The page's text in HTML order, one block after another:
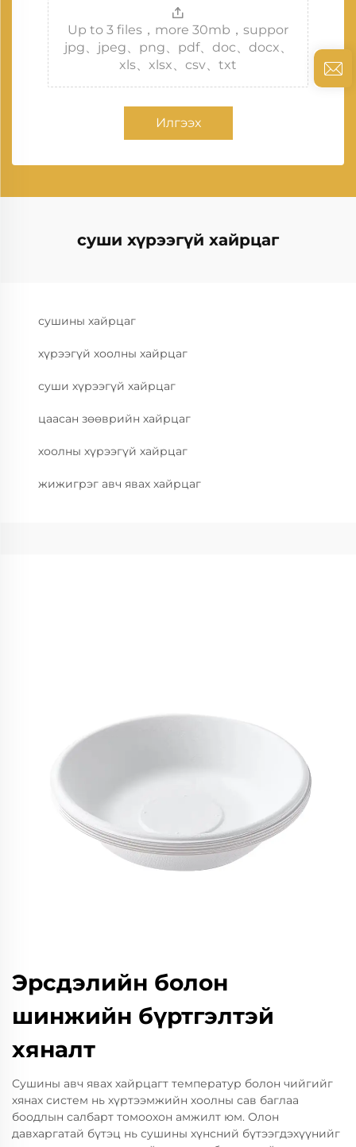
Up to 3 files，more 30mb，suppor
jpg、jpeg、png、pdf、doc、docx、
xls、xlsx、csv、txt
Илгээх
суши хүрээгүй хайрцаг
сушины хайрцаг
хүрээгүй хоолны хайрцаг
суши хүрээгүй хайрцаг
цаасан зөөврийн хайрцаг
хоолны хүрээгүй хайрцаг
жижигрэг авч явах хайрцаг
Эрсдэлийн болон
шинжийн бүртгэлтэй
хяналт
Сушины авч явах хайрцагт температур болон чийгийг
хянах систем нь хүртээмжийн хоолны сав баглаа
боодлын салбарт томоохон амжилт юм. Олон
давхаргатай бүтэц нь сушины хүнсний бүтээгдэхүүнийг